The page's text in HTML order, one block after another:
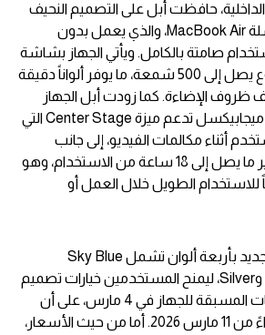
حافظت أبل على التصميم النحيف
والخفيف المميز لسلسلة MacBook Air، والذي يعمل بدون
صامتة بالكامل. ويأتي الجهاز بشاشة
Liquid Retina بسطوع يصل إلى 500 شمعة، ما يوفر ألواناً دقيقة
ظروف الإضاءة. كما زودت أبل الجهاز
بكاميرا أمامية بدقة 12 ميجابيكسل تدعم ميزة Center Stage التي
أثناء مكالمات الفيديو، إلى جانب
بطارية قادرة على توفير ما يصل إلى 18 ساعة من الاستخدام، وهو
للاستخدام الطويل خلال العمل أو
يتوفر MacBook Air الجديد بأربعة ألوان تشمل Sky Blue
وMidnight وStarlight وSilver، ليمنح المستخدمين خيارات تصميم
متنوعة. وستبدأ الطلبات المسبقة للجهاز في 4 مارس، على أن
يصل إلى الأسواق ابتداءً من 11 مارس 2026. أما من حيث الأسعار،